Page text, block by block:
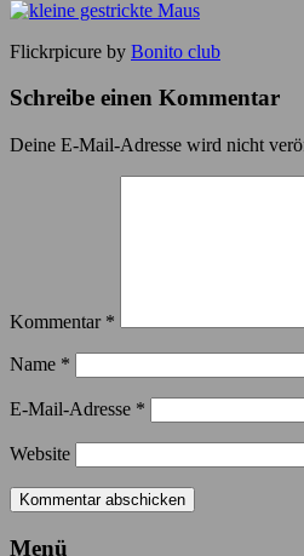
Flickrpicure by Bonito club
Schreibe einen Kommentar
Deine E-Mail-Adresse wird nicht
Kommentar *
Name *
E-Mail-Adresse *
Website
Menü